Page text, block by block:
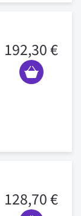
192,30 €
128,70 €